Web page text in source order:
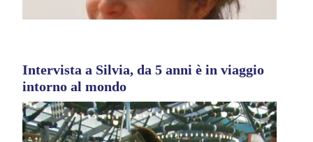
Intervista a Silvia, da 5 anni è in viaggio
intorno al mondo